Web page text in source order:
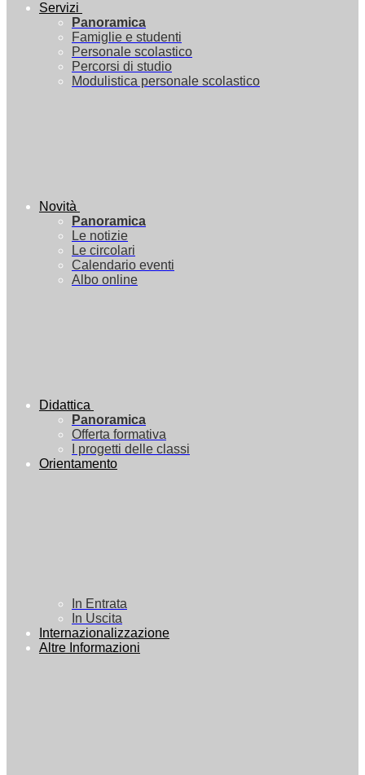
Servizi
Panoramica
Famiglie e studenti
Personale scolastico
Percorsi di studio
Modulistica personale scolastico
Novità
Panoramica
Le notizie
Le circolari
Calendario eventi
Albo online
Didattica
Panoramica
Offerta formativa
I progetti delle classi
Orientamento
In Entrata
In Uscita
Internazionalizzazione
Altre Informazioni